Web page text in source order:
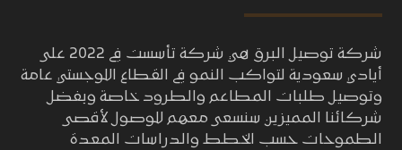
شركة توصيل البرق هي شركة تأسست في 2022 على
أيادي سعودية لتواكب النمو في القطاع اللوجستي عامة
وتوصيل طلبات المطاعم والطرود خاصة وبفضل
شركائنا المميزين سنسعى معهم للوصول لأقصى
الطموحات حسب الخطط والدراسات المعدة